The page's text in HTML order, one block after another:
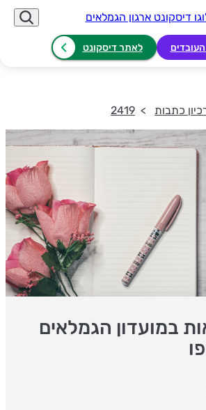
לאתר דיסקונט
כתבות 2419
במועדון הגמלאים